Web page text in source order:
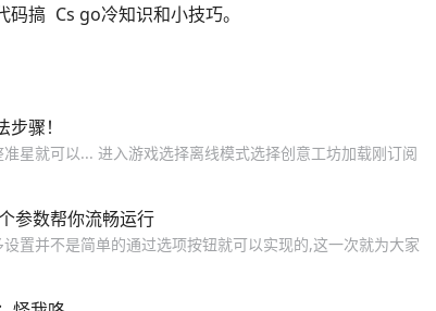
码搞 Cs go冷知识和小技巧。
骤！
星就可以... 进入游戏选择离线模式选择创意工坊加载刚订阅
参数帮你流畅运行
置并不是简单的通过选项按钮就可以实现的,这一次就为大家